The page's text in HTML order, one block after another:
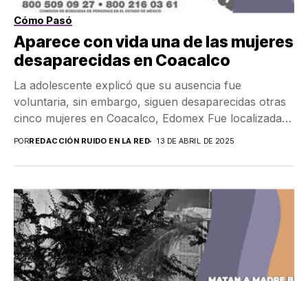
Cómo Pasó
Aparece con vida una de las mujeres
desaparecidas en Coacalco
La adolescente explicó que su ausencia fue
voluntaria, sin embargo, siguen desaparecidas otras
cinco mujeres en Coacalco, Edomex Fue localizada
con vida Mía...
PORREDACCIÓN RUIDO EN LA RED 13 DE ABRIL DE 2025